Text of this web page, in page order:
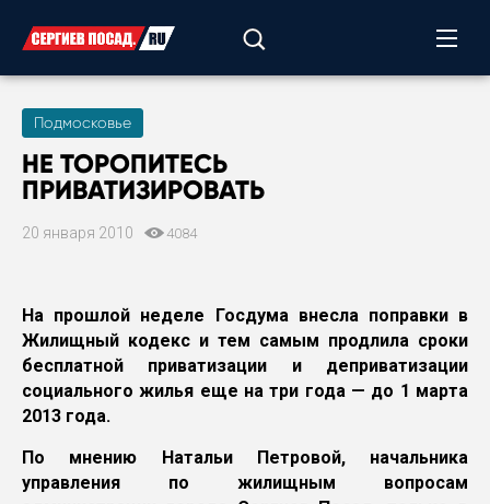
Подмосковье
НЕ ТОРОПИТЕСЬ
ПРИВАТИЗИРОВАТЬ
20 января 2010 4084
На прошлой неделе Госдума внесла поправки в
Жилищный кодекс и тем самым продлила сроки
бесплатной приватизации и деприватизации
социального жилья еще на три года — до 1 марта
2013 года.
По мнению Натальи Петровой, начальника
управления по жилищным вопросам